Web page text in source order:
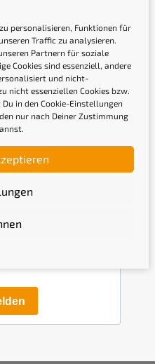
personalisieren, Funktionen für
Traffic zu analysieren.
Partnern für soziale
Cookies sind essenziell, andere
und nicht-
nicht essenziellen Cookies bzw.
in den Cookie-Einstellungen
nur nach Deiner Zustimmung